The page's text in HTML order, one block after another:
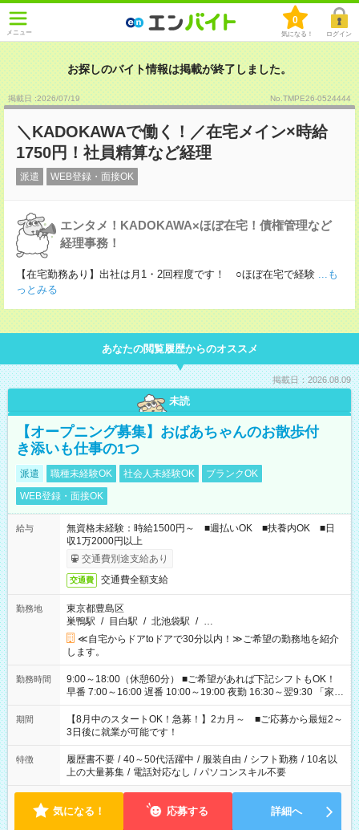
メニュー
0
気になる！ ログイン
お探しのバイト情報は掲載が終了しました。
掲載日 :2026/07/19 No.TMPE26-0524444
＼KADOKAWAで働く！／在宅メイン×時給
1750円！社員精算など経理
派遣 WEB登録・面接OK
エンタメ！KADOKAWA×ほぼ在宅！債権管理など
経理事務！
【在宅勤務あり】出社は月1・2回程度です！ ○ほぼ在宅で経験 ...も
っとみる
あなたの閲覧履歴からのオススメ
掲載日：2026.08.09
未読
【オープニング募集】おばあちゃんのお散歩付
き添いも仕事の1つ
派遣 職種未経験OK 社会人未経験OK
ブランクOK
WEB登録・面接OK
給与
無資格未経験：時給1500円～ ■週払いOK ■扶養内OK ■日
収1万2000円以上
交通費別途支給あり
交通費 交通費全額支給
勤務地
東京都豊島区
巣鴨駅 / 目白駅 / 北池袋駅 / …
≪自宅からドアtoドアで30分以内！≫ご希望の勤務地を紹介
します。
勤務時間
9:00～18:00（休憩60分） ■ご希望があれば下記シフトもOK！
早番 7:00～16:00 遅番 10:00～19:00 夜勤 16:30～翌9:30 「家族
と休みを合わせたい」 「余裕を持って夕飯の準備がしたい」
「できれば残業はしたくない」 など、ご希望を教えてください
ね。 ※Wワーク希望の方へ 今ご覧のお仕事で希望する勤務時間
と、もう1つのお仕事の勤務時間。 合計で週40時間を超える場
合は応募できません。
期間
【8月中のスタートOK！急募！】2カ月～ ■ご応募から最短2～
3日後に就業が可能です！
特徴 履歴書不要 / 40～50代活躍中 / 服装自由 / シフト勤務 / 10名以
上の大量募集 / 電話対応なし / パソコンスキル不要
気になる！ 応募する 詳細へ